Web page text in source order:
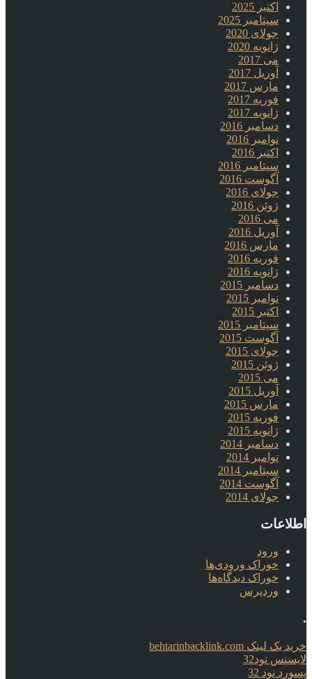
اکتبر 2025
سپتامبر 2025
جولای 2020
ژانویه 2020
می 2017
آوریل 2017
مارس 2017
فوریه 2017
ژانویه 2017
دسامبر 2016
نوامبر 2016
اکتبر 2016
سپتامبر 2016
آگوست 2016
جولای 2016
ژوئن 2016
می 2016
آوریل 2016
مارس 2016
فوریه 2016
ژانویه 2016
دسامبر 2015
نوامبر 2015
اکتبر 2015
سپتامبر 2015
آگوست 2015
جولای 2015
ژوئن 2015
می 2015
آوریل 2015
مارس 2015
فوریه 2015
ژانویه 2015
دسامبر 2014
نوامبر 2014
سپتامبر 2014
آگوست 2014
جولای 2014
اطلاعات
ورود
خوراک ورودی‌ها
خوراک دیدگاه‌ها
وردپرس
.
خرید بک لینک behtarinbacklink.com
لایسنس نود32
پسورد نود 32